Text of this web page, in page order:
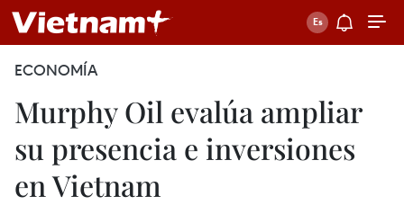
ECONOMÍA
Murphy Oil evalúa ampliar
su presencia e inversiones
en Vietnam